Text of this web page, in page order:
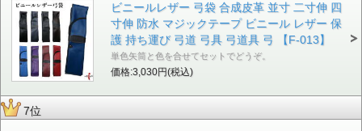
ビニールレザー 弓袋 合成皮革 並寸 二寸伸 四
寸伸 防水 マジックテープ ビニール レザー 保
護 持ち運び 弓道 弓具 弓道具 弓 【F-013】
単色矢筒と色を合せてセットでどうぞ。
価格:3,030円(税込)
7位